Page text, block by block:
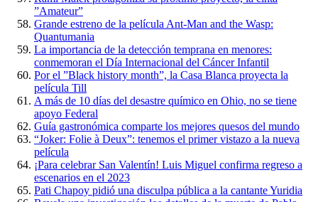
”Amateur”
Grande estreno de la película Ant-Man and the Wasp:
Quantumania
La importancia de la detección temprana en menores:
conmemoran el Día Internacional del Cáncer Infantil
Por el ”Black history month”, la Casa Blanca proyecta la
película Till
A más de 10 días del desastre químico en Ohio, no se tiene
apoyo Federal
Guía gastronómica comparte los mejores quesos del mundo
“Joker: Folie à Deux”: tenemos el primer vistazo a la nueva
película
¡Para celebrar San Valentín! Luis Miguel confirma regreso a
escenarios en el 2023
Pati Chapoy pidió una disculpa pública a la cantante Yuridia